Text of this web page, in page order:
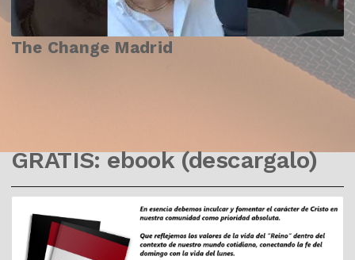
The Change Madrid
GRATIS: ebook (descargalo)